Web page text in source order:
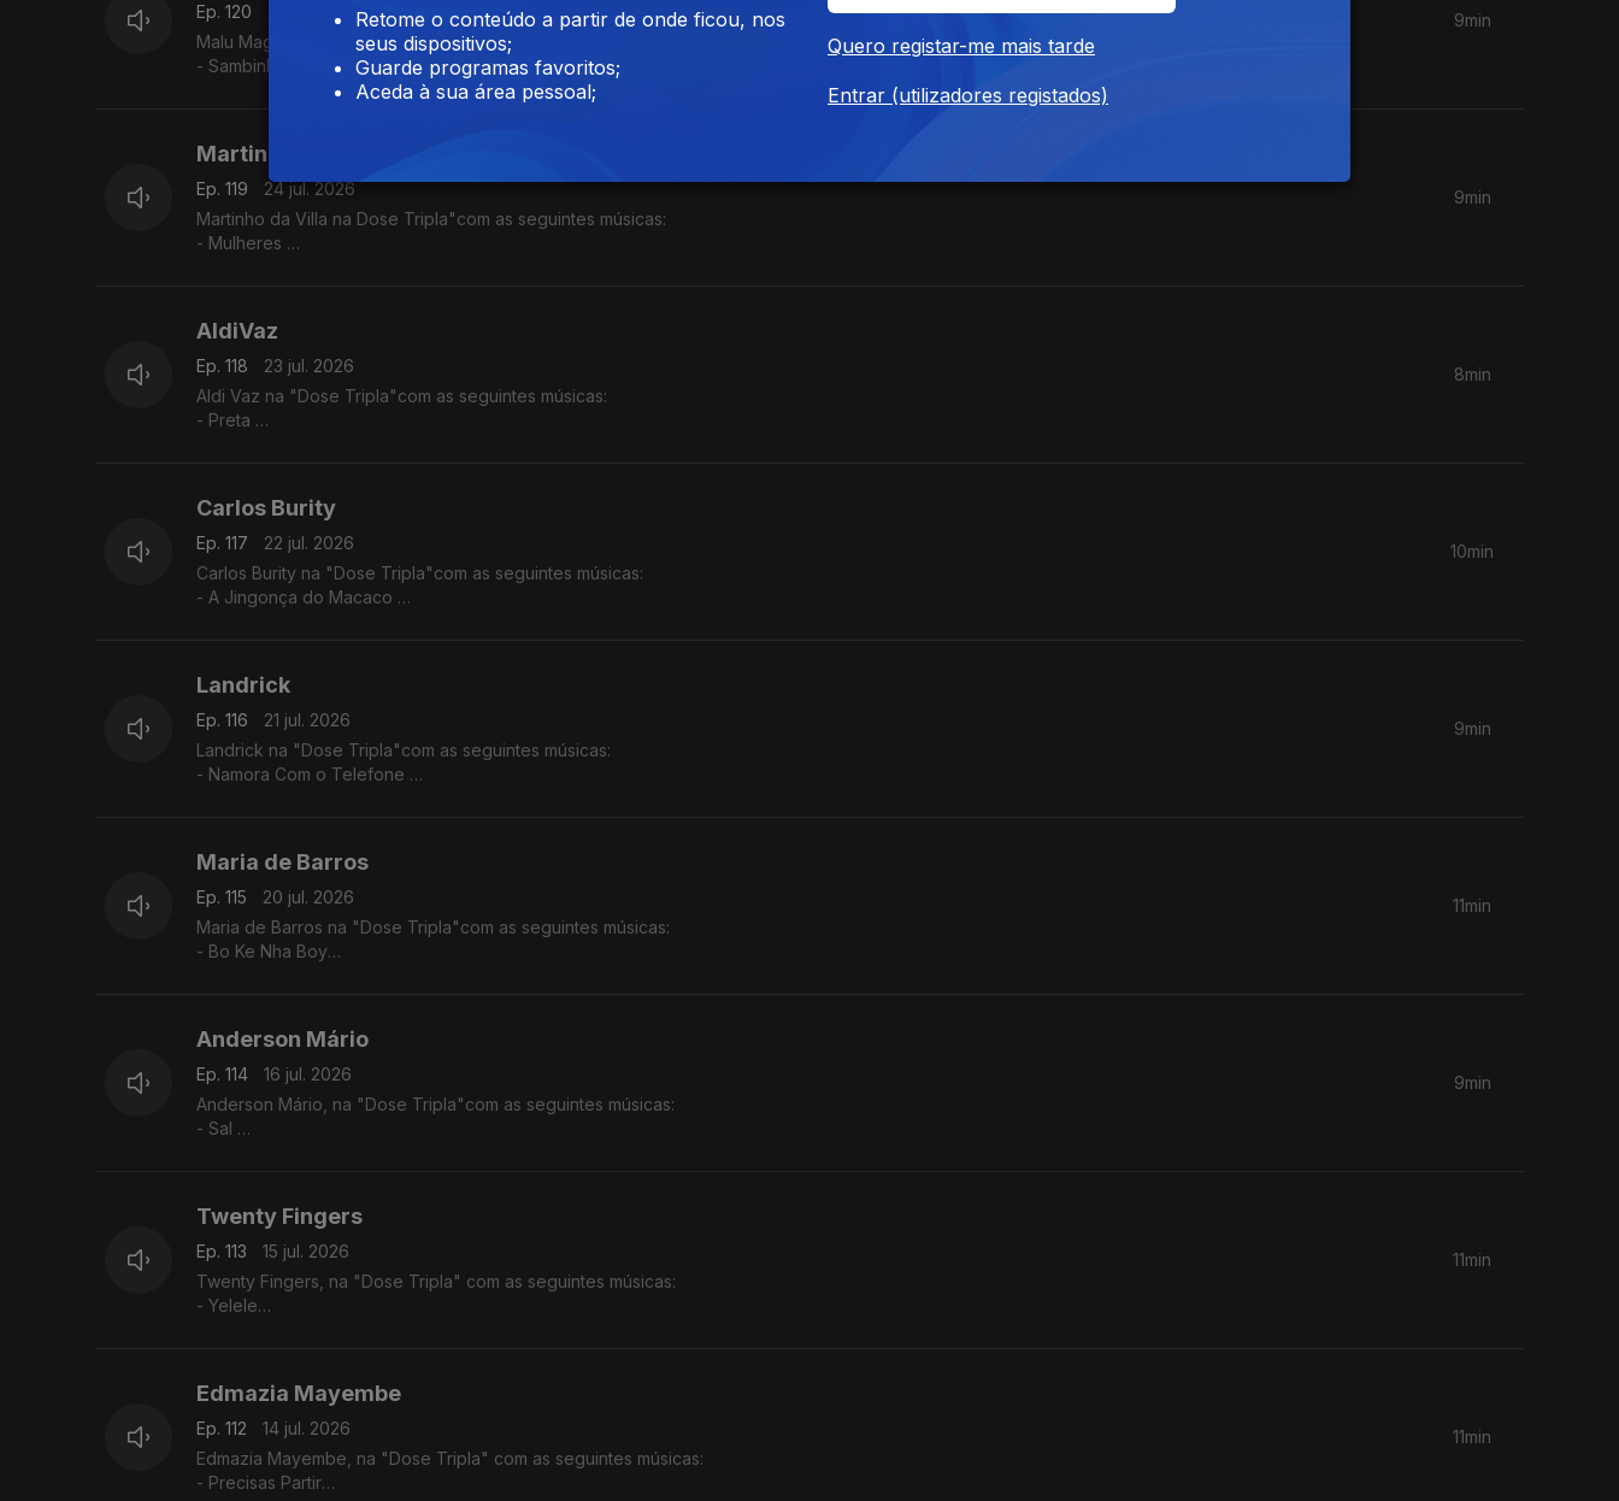
Ep. 120
27 jul. 2026
Malu Magalhães na Dose Tripla"com as seguintes músicas:
- Sambinha Bom
9min
Martinho da Vila
Ep. 119
24 jul. 2026
Martinho da Villa na Dose Tripla"com as seguintes músicas:
- Mulheres
9min
AldiVaz
Ep. 118
23 jul. 2026
Aldi Vaz na "Dose Tripla"com as seguintes músicas:
- Preta
8min
Carlos Burity
Ep. 117
22 jul. 2026
Carlos Burity na "Dose Tripla"com as seguintes músicas:
- A Jingonça do Macaco
10min
Landrick
Ep. 116
21 jul. 2026
Landrick na "Dose Tripla"com as seguintes músicas:
- Namora Com o Telefone
9min
Maria de Barros
Ep. 115
20 jul. 2026
Maria de Barros na "Dose Tripla"com as seguintes músicas:
- Bo Ke Nha Boy
11min
Anderson Mário
Ep. 114
16 jul. 2026
Anderson Mário, na "Dose Tripla"com as seguintes músicas:
- Sal
9min
Twenty Fingers
Ep. 113
15 jul. 2026
Twenty Fingers, na "Dose Tripla" com as seguintes músicas:
- Yelele
11min
Edmazia Mayembe
Ep. 112
14 jul. 2026
Edmazia Mayembe, na "Dose Tripla" com as seguintes músicas:
- Precisas Partir
11min
Retome o conteúdo a partir de onde ficou, nos
seus dispositivos;
Guarde programas favoritos;
Aceda à sua área pessoal;
Quero registar-me mais tarde
Entrar (utilizadores registados)